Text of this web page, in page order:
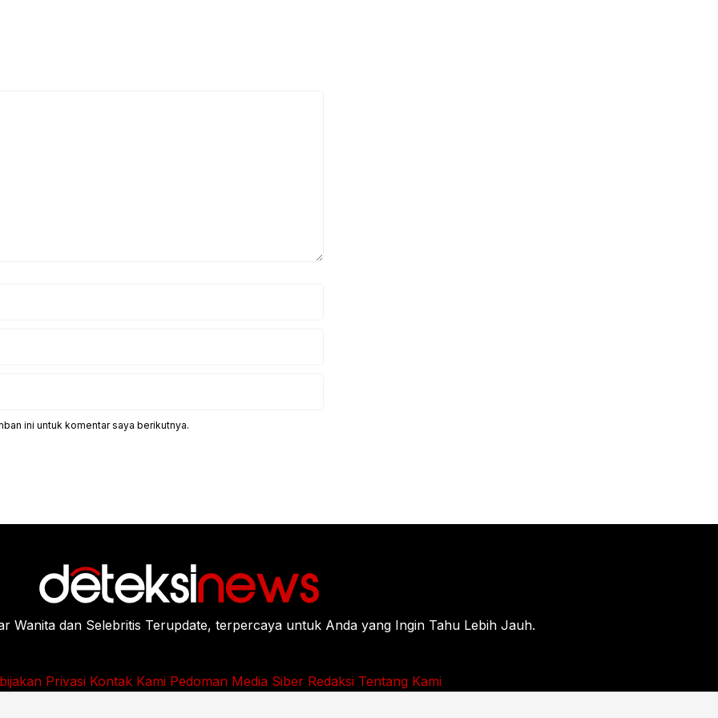
ini untuk komentar saya berikutnya.
Wanita dan Selebritis Terupdate, terpercaya untuk Anda yang Ingin Tahu Lebih Jauh.
Privasi Kontak Kami Pedoman Media Siber Redaksi Tentang Kami